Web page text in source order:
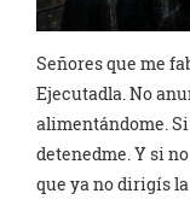
Señores que me
Ejecutadla. No
alimentándome.
detenedme. Y si
que ya no dirigís